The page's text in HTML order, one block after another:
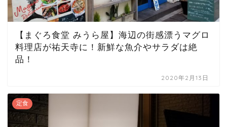
【まぐろ食堂 みうら屋】海辺の街感漂うマグロ
料理店が祐天寺に！新鮮な魚介やサラダは絶
品！
2020年2月13日
定食